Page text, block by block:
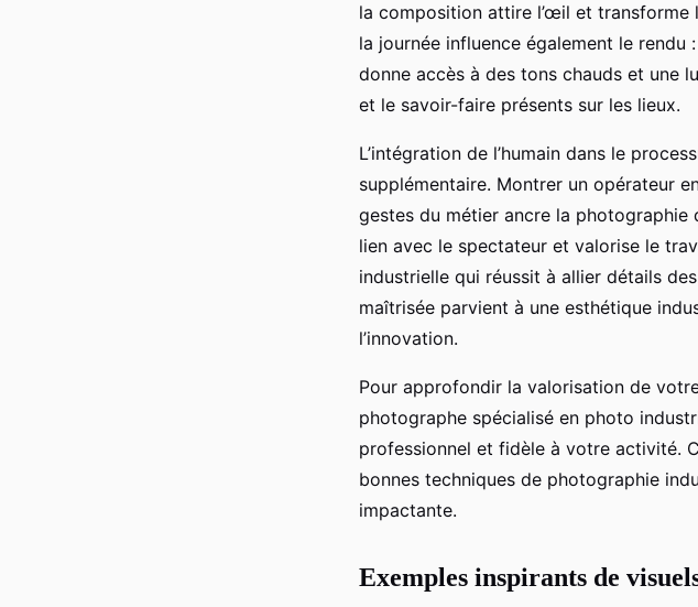
la composition attire l’œil et transforme
la journée influence également le
donne accès à des tons chauds et une
et le savoir-faire présents sur les lieux.
L’intégration de l’humain dans le
supplémentaire. Montrer un opérateur
gestes du métier ancre la photographie
lien avec le spectateur et valorise le
industrielle qui réussit à allier détails
maîtrisée parvient à une esthétique
l’innovation.
Pour approfondir la valorisation de
photographe spécialisé en photo
professionnel et fidèle à votre activité.
bonnes techniques de photographie
impactante.
Exemples inspirants de